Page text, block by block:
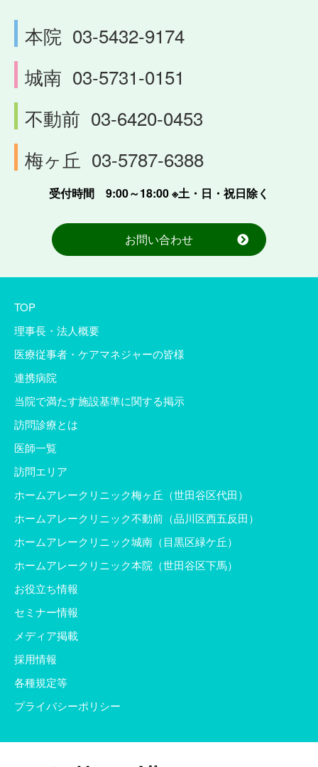
本院 03-5432-9174
城南 03-5731-0151
不動前 03-6420-0453
梅ヶ丘 03-5787-6388
受付時間 9:00～18:00 ※土・日・祝日除く
お問い合わせ
TOP
理事長・法人概要
医療従事者・ケアマネジャーの皆様
連携病院
当院で満たす施設基準に関する掲示
訪問診療とは
医師一覧
訪問エリア
ホームアレークリニック梅ヶ丘（世田谷区代田）
ホームアレークリニック不動前（品川区西五反田）
ホームアレークリニック城南（目黒区緑ケ丘）
ホームアレークリニック本院（世田谷区下馬）
お役立ち情報
セミナー情報
メディア掲載
採用情報
各種規定等
プライバシーポリシー